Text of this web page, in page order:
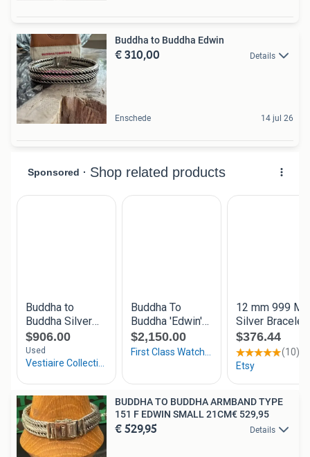
Buddha to Buddha Edwin
€ 310,00 Details
Enschede 14 jul 26
BUDDHA TO BUDDHA ARMBAND TYPE
151 F EDWIN SMALL 21CM€ 529,95
€ 529,95 Details